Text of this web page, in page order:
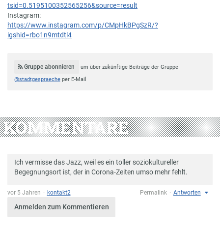
tsid=0.5195100352565256&source=result
Instagram:
https://www.instagram.com/p/CMpHkBPgSzR/?
igshid=rbo1n9mtdtl4
Gruppe abonnieren
um über zukünftige Beiträge der Gruppe
@stadtgespraecheper E-Mail
KOMMENTARE
Ich vermisse das Jazz, weil es ein toller soziokultureller
Begegnungsort ist, der in Corona-Zeiten umso mehr fehlt.
vor 5 Jahren kontakt2 Permalink Antworten
Anmelden zum Kommentieren